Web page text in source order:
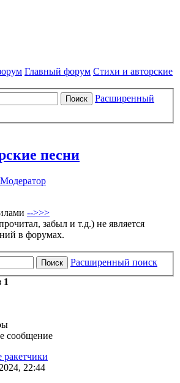
Главный форум Стихи и авторские
Поиск
Расширенный
песни
Модератор
-->>>
забыл и т.д.) не является
в форумах.
Поиск
Расширенный поиск
1
сообщение
ракетчики
22:44